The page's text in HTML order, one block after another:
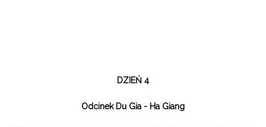
DZIEŃ 4
Odcinek Du Gia - Ha Giang